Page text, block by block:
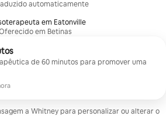
automaticamente
em Eatonville
em Betinas
de 60 minutos para promover uma
a Whitney para personalizar ou alterar o